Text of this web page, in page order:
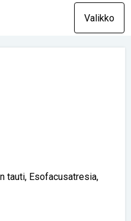
Valikko
tauti, Esofacusatresia,